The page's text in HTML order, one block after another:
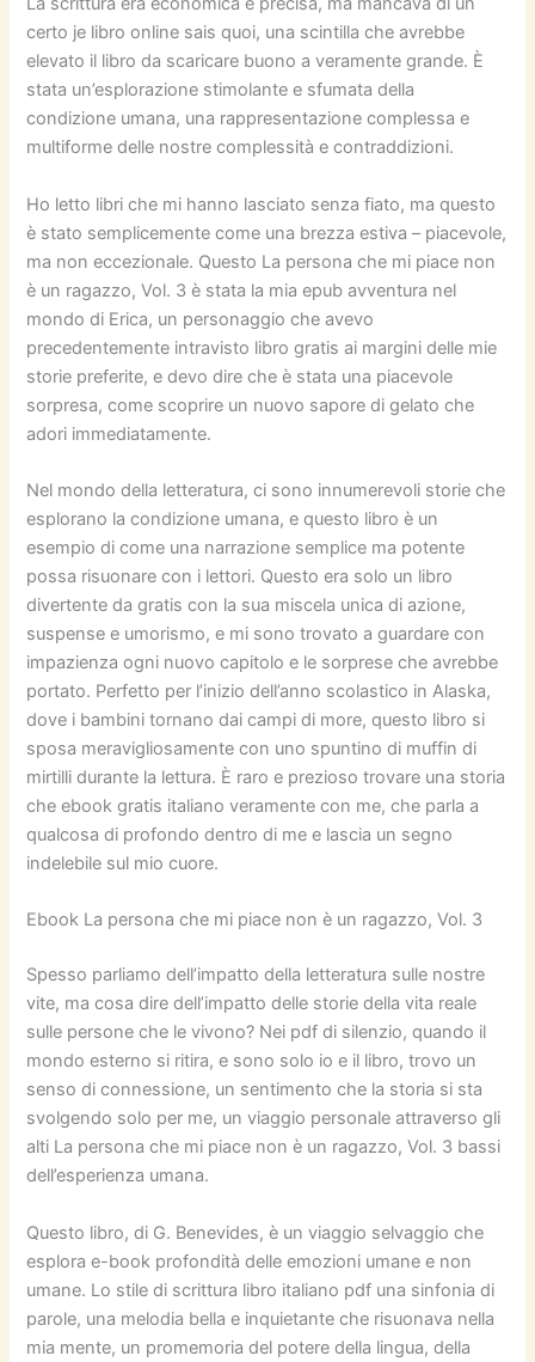
certo je libro online sais quoi, una scintilla che avrebbe
elevato il libro da scaricare buono a veramente grande. È
stata un’esplorazione stimolante e sfumata della
condizione umana, una rappresentazione complessa e
multiforme delle nostre complessità e contraddizioni.
Ho letto libri che mi hanno lasciato senza fiato, ma questo
è stato semplicemente come una brezza estiva – piacevole,
ma non eccezionale. Questo La persona che mi piace non
è un ragazzo, Vol. 3 è stata la mia epub avventura nel
mondo di Erica, un personaggio che avevo
precedentemente intravisto libro gratis ai margini delle mie
storie preferite, e devo dire che è stata una piacevole
sorpresa, come scoprire un nuovo sapore di gelato che
adori immediatamente.
Nel mondo della letteratura, ci sono innumerevoli storie che
esplorano la condizione umana, e questo libro è un
esempio di come una narrazione semplice ma potente
possa risuonare con i lettori. Questo era solo un libro
divertente da gratis con la sua miscela unica di azione,
suspense e umorismo, e mi sono trovato a guardare con
impazienza ogni nuovo capitolo e le sorprese che avrebbe
portato. Perfetto per l’inizio dell’anno scolastico in Alaska,
dove i bambini tornano dai campi di more, questo libro si
sposa meravigliosamente con uno spuntino di muffin di
mirtilli durante la lettura. È raro e prezioso trovare una storia
che ebook gratis italiano veramente con me, che parla a
qualcosa di profondo dentro di me e lascia un segno
indelebile sul mio cuore.
Ebook La persona che mi piace non è un ragazzo, Vol. 3
Spesso parliamo dell’impatto della letteratura sulle nostre
vite, ma cosa dire dell’impatto delle storie della vita reale
sulle persone che le vivono? Nei pdf di silenzio, quando il
mondo esterno si ritira, e sono solo io e il libro, trovo un
senso di connessione, un sentimento che la storia si sta
svolgendo solo per me, un viaggio personale attraverso gli
alti La persona che mi piace non è un ragazzo, Vol. 3 bassi
dell’esperienza umana.
Questo libro, di G. Benevides, è un viaggio selvaggio che
esplora e-book profondità delle emozioni umane e non
umane. Lo stile di scrittura libro italiano pdf una sinfonia di
parole, una melodia bella e inquietante che risuonava nella
mia mente, un promemoria del potere della lingua, della